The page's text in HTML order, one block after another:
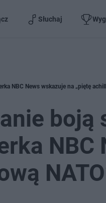
Słuchaj
NBC News wskazuje na „piętę
boją
NBC